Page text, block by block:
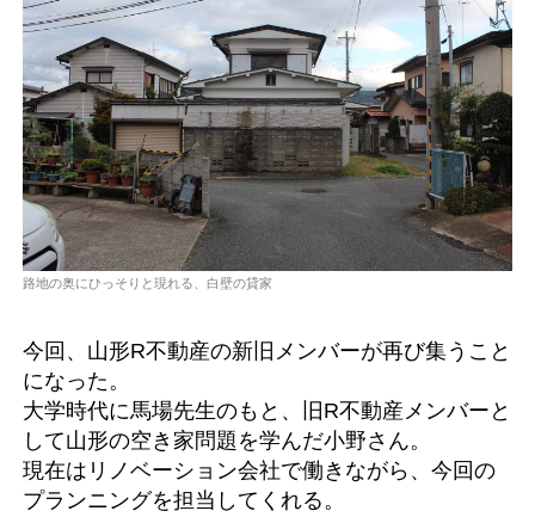
路地の奥にひっそりと現れる、白壁の貸家
今回、山形R不動産の新旧メンバーが再び集うこと
になった。
大学時代に馬場先生のもと、旧R不動産メンバーと
して山形の空き家問題を学んだ小野さん。
現在はリノベーション会社で働きながら、今回の
プランニングを担当してくれる。